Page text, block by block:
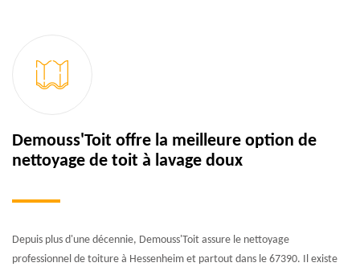
Demouss'Toit offre la meilleure option de
nettoyage de toit à lavage doux
Depuis plus d'une décennie, Demouss'Toit assure le nettoyage
professionnel de toiture à Hessenheim et partout dans le 67390. Il existe